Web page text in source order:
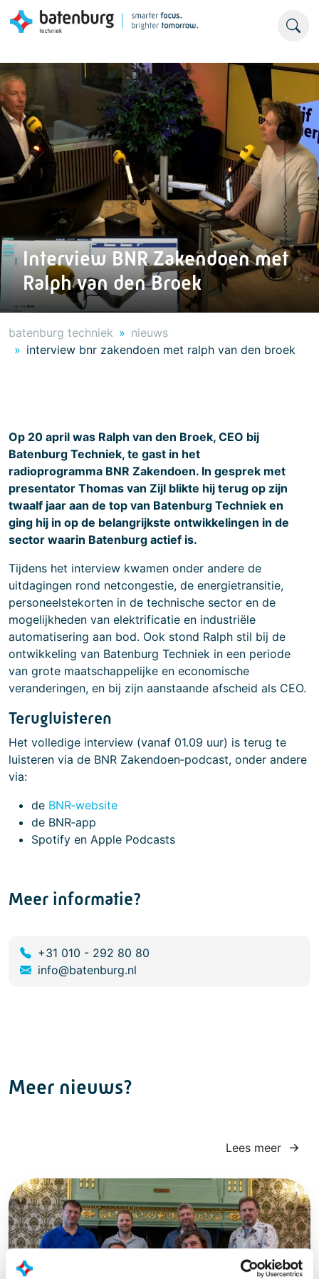
Interview BNR Zakendoen met
Ralph van den Broek
batenburg techniek
nieuws
interview bnr zakendoen met ralph van den broek
Op 20 april was Ralph van den Broek, CEO bij
Batenburg Techniek, te gast in het
radioprogramma BNR Zakendoen. In gesprek met
presentator Thomas van Zijl blikte hij terug op zijn
twaalf jaar aan de top van Batenburg Techniek en
ging hij in op de belangrijkste ontwikkelingen in de
sector waarin Batenburg actief is.
Tijdens het interview kwamen onder andere de
uitdagingen rond netcongestie, de energietransitie,
personeelstekorten in de technische sector en de
mogelijkheden van elektrificatie en industriële
automatisering aan bod. Ook stond Ralph stil bij de
ontwikkeling van Batenburg Techniek in een periode
van grote maatschappelijke en economische
veranderingen, en bij zijn aanstaande afscheid als CEO.
Terugluisteren
Het volledige interview (vanaf 01.09 uur) is terug te
luisteren via de BNR Zakendoen‑podcast, onder andere
via:
de BNR‑website
de BNR‑app
Spotify en Apple Podcasts
Meer informatie?
+31 010 - 292 80 80
info@batenburg.nl
Meer nieuws?
Lees meer